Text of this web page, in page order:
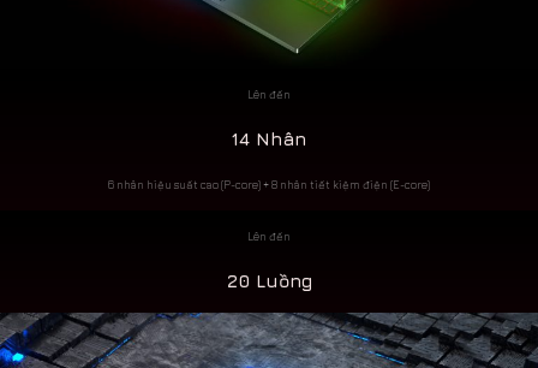
Lên đến
14 Nhân
6 nhân hiệu suất cao (P-core) + 8 nhân tiết kiệm điện (E-core)
Lên đến
20 Luồng